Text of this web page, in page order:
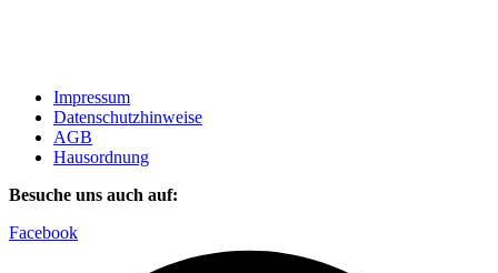
Impressum
Datenschutzhinweise
AGB
Hausordnung
Besuche uns auch auf:
Facebook